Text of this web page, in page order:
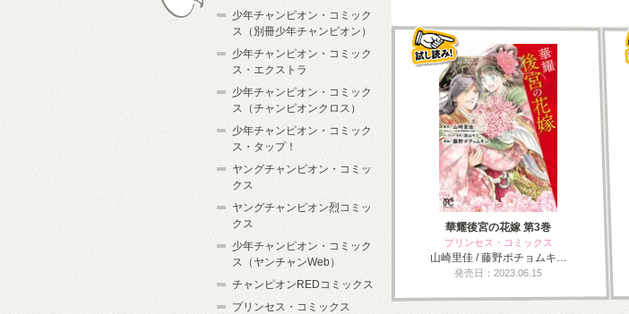
華耀後宮の花嫁 第3巻
プリンセス・コミックス
山崎里佳 / 藤野ポチョムキ…
発売日：2023.06.15
少年チャンピオン・コミック
ス（別冊少年チャンピオン）
少年チャンピオン・コミック
ス・エクストラ
少年チャンピオン・コミック
ス（チャンピオンクロス）
少年チャンピオン・コミック
ス・タップ！
ヤングチャンピオン・コミッ
クス
ヤングチャンピオン烈コミッ
クス
少年チャンピオン・コミック
ス（ヤンチャンWeb）
チャンピオンREDコミックス
プリンセス・コミックス